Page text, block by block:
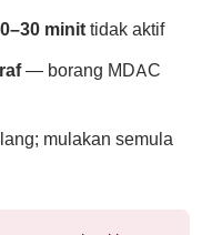
minittidak aktif
— borang MDAC
mulakan semula